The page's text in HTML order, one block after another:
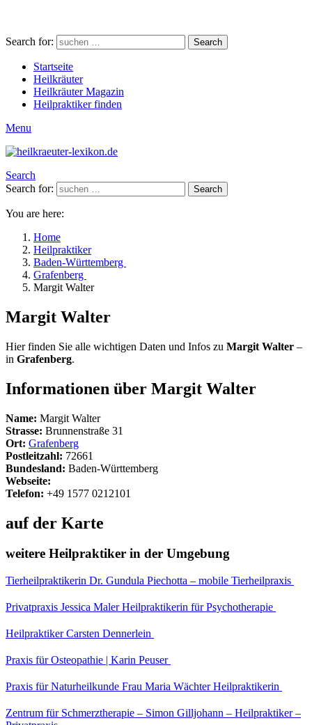
Search for: Search
Startseite
Heilkräuter
Heilkräuter Magazin
Heilpraktiker finden
Menu
Search
Search for:
Search
You are here:
Home
Heilpraktiker
Baden-Württemberg
Grafenberg
Margit Walter
Margit Walter
Hier finden Sie alle wichtigen Daten und Infos zu Margit Walter –
in Grafenberg.
Informationen über Margit Walter
Name: Margit Walter
Strasse: Brunnenstraße 31
Ort: Grafenberg
Postleitzahl: 72661
Bundesland: Baden-Württemberg
Webseite:
Telefon: +49 1577 0212101
auf der Karte
weitere Heilpraktiker in der Umgebung
Tierheilpraktikerin Dr. Gundula Piechotta – mobile Tierheilpraxis
Privatpraxis Jessica Maler Heilpraktikerin für Psychotherapie
Heilpraktiker Carsten Dennerlein
Praxis für Osteopathie | Karin Peuser
Praxis für Naturheilkunde Frau Maria Wächter Heilpraktikerin
Zentrum für Schmerztherapie – Simon Gilljohann – Heilpraktiker –